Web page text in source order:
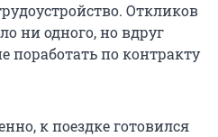
Откликов
ни одного, но вдруг
поработать по контракту
к поездке готовился